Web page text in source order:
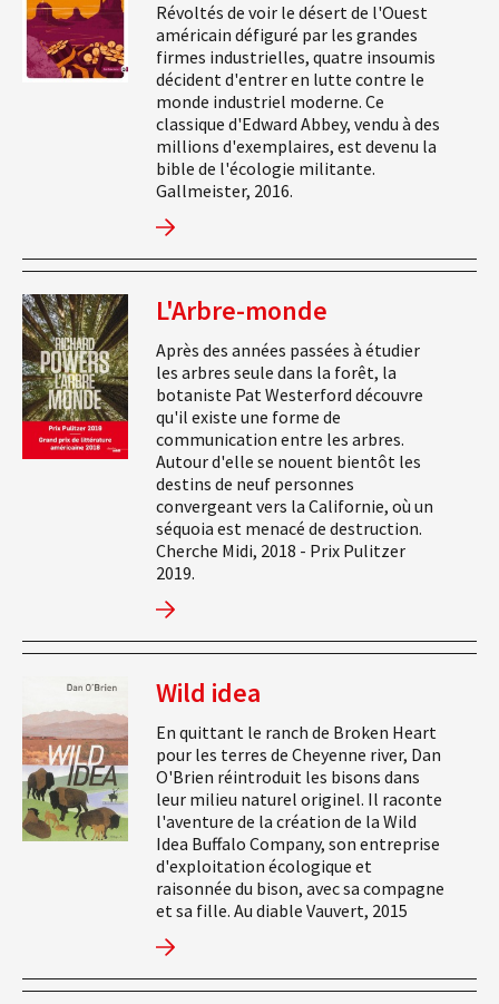
Révoltés de voir le désert de l'Ouest
américain défiguré par les grandes
firmes industrielles, quatre insoumis
décident d'entrer en lutte contre le
monde industriel moderne. Ce
classique d'Edward Abbey, vendu à des
millions d'exemplaires, est devenu la
bible de l'écologie militante.
Gallmeister, 2016.
L'Arbre-monde
Après des années passées à étudier
les arbres seule dans la forêt, la
botaniste Pat Westerford découvre
qu'il existe une forme de
communication entre les arbres.
Autour d'elle se nouent bientôt les
destins de neuf personnes
convergeant vers la Californie, où un
séquoia est menacé de destruction.
Cherche Midi, 2018 - Prix Pulitzer
2019.
Wild idea
En quittant le ranch de Broken Heart
pour les terres de Cheyenne river, Dan
O'Brien réintroduit les bisons dans
leur milieu naturel originel. Il raconte
l'aventure de la création de la Wild
Idea Buffalo Company, son entreprise
d'exploitation écologique et
raisonnée du bison, avec sa compagne
et sa fille. Au diable Vauvert, 2015